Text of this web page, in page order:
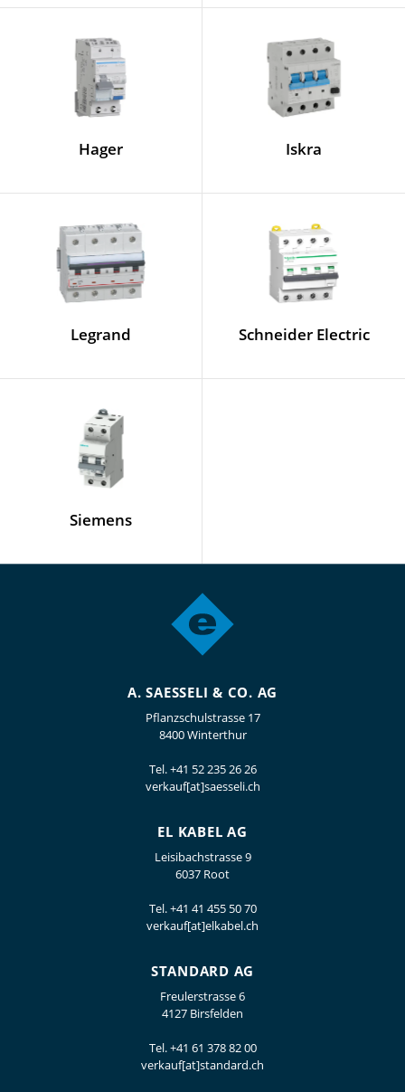
Hager Iskra
Legrand Schneider Electric
Siemens
A. SAESSELI & CO. AG
Pflanzschulstrasse 17
8400 Winterthur
Tel.+41 52 235 26 26
verkauf[at]saesseli.ch
EL KABEL AG
Leisibachstrasse 9
6037 Root
Tel.+41 41 455 50 70
verkauf[at]elkabel.ch
STANDARD AG
Freulerstrasse 6
4127 Birsfelden
Tel.+41 61 378 82 00
verkauf[at]standard.ch